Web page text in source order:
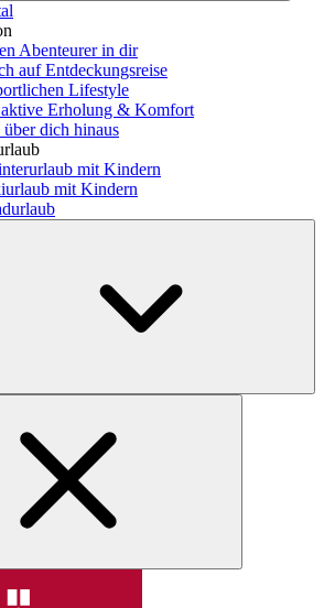
Abenteurer in dir
auf Entdeckungsreise
Lifestyle
aktive Erholung & Komfort
über dich hinaus
mit Kindern
mit Kindern